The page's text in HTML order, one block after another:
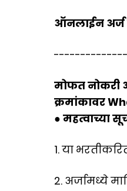
ऑनलाईन अर्ज
मोफत नोकरी
क्रमांकावर
● महत्वाच्या
1. या
2. अर्जामध्ये